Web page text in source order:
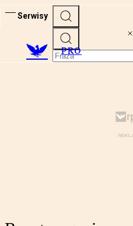
Serwisy
PRO